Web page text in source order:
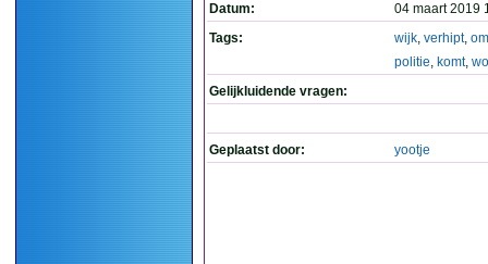
Datum:
04 maart 2019
Tags:
wijk, verhipt,
politie, komt,
Gelijkluidende vragen:
Geplaatst door: yootje